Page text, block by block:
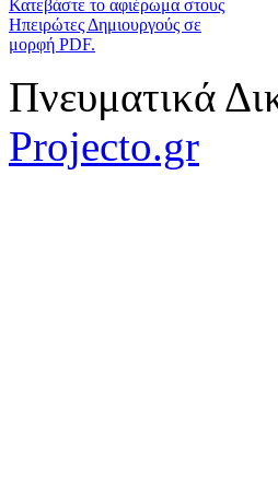
Κατεβάστε το αφιέρωμα στους
Ηπειρώτες Δημιουργούς σε
μορφή PDF.
Πνευματικά
Projecto.gr